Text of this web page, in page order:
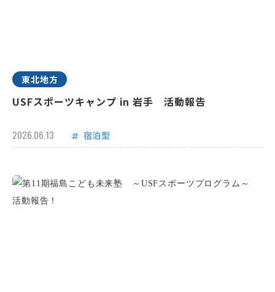
東北地方
USFスポーツキャンプ in 岩手 活動報告
2026.06.13 宿泊型